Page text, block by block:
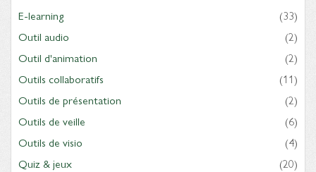
E-learning
(33)
Outil audio
(2)
Outil d'animation
(2)
Outils collaboratifs
(11)
Outils de présentation
(2)
Outils de veille
(6)
Outils de visio
(4)
Quiz & jeux
(20)